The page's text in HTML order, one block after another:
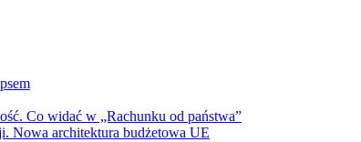
Co widać w „Rachunku od państwa”
Nowa architektura budżetowa UE